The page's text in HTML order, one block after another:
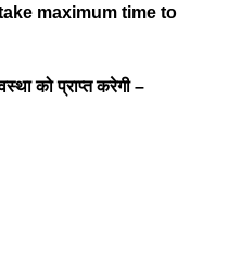
maximum time to
को प्राप्त करेगी –